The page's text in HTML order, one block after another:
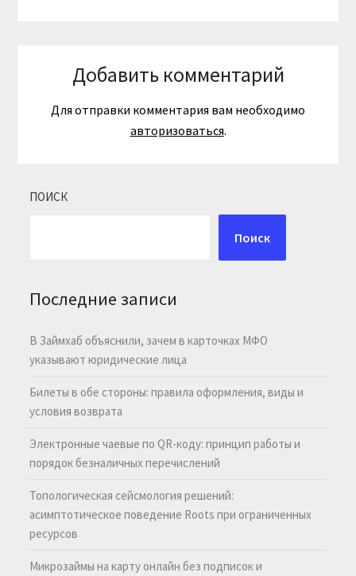
Добавить комментарий
Для отправки комментария вам необходимо
авторизоваться.
ПОИСК
Поиск
Последние записи
В Займхаб объяснили, зачем в карточках МФО
указывают юридические лица
Билеты в обе стороны: правила оформления, виды и
условия возврата
Электронные чаевые по QR-коду: принцип работы и
порядок безналичных перечислений
Топологическая сейсмология решений:
асимптотическое поведение Roots при ограниченных
ресурсов
Микрозаймы на карту онлайн без подписок и